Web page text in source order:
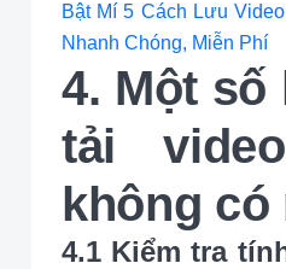
Bật Mí 5 Cách Lưu
Nhanh Chóng, Miễn Phí
4. Một
tải
không
4.1 Kiểm tra